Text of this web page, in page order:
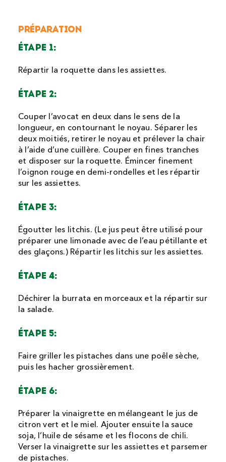
PRÉPARATION
ÉTAPE 1:
Répartir la roquette dans les assiettes.
ÉTAPE 2:
Couper l’avocat en deux dans le sens de la
longueur, en contournant le noyau. Séparer les
deux moitiés, retirer le noyau et prélever la chair
à l’aide d’une cuillère. Couper en fines tranches
et disposer sur la roquette. Émincer finement
l’oignon rouge en demi-rondelles et les répartir
sur les assiettes.
ÉTAPE 3:
Égoutter les litchis. (Le jus peut être utilisé pour
préparer une limonade avec de l’eau pétillante et
des glaçons.) Répartir les litchis sur les assiettes.
ÉTAPE 4:
Déchirer la burrata en morceaux et la répartir sur
la salade.
ÉTAPE 5:
Faire griller les pistaches dans une poêle sèche,
puis les hacher grossièrement.
ÉTAPE 6:
Préparer la vinaigrette en mélangeant le jus de
citron vert et le miel. Ajouter ensuite la sauce
soja, l’huile de sésame et les flocons de chili.
Verser la vinaigrette sur les assiettes et parsemer
de pistaches.